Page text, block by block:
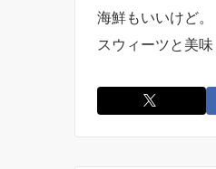
海鮮もいいけど。
スウィーツと美